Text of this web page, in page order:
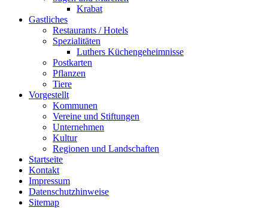
Krabat
Gastliches
Restaurants / Hotels
Spezialitäten
Luthers Küchengeheimnisse
Postkarten
Pflanzen
Tiere
Vorgestellt
Kommunen
Vereine und Stiftungen
Unternehmen
Kultur
Regionen und Landschaften
Startseite
Kontakt
Impressum
Datenschutzhinweise
Sitemap